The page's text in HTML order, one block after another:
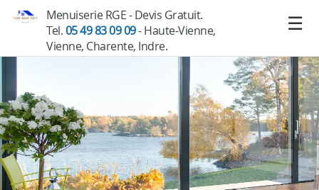
Menuiserie RGE - Devis Gratuit.
Tel.05 49 83 09 09- Haute-Vienne,
Vienne, Charente, Indre.